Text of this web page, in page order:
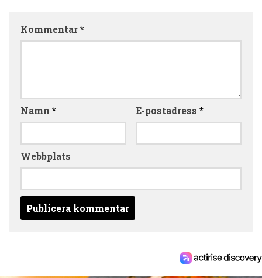
Kommentar*
Namn * E-postadress *
Webbplats